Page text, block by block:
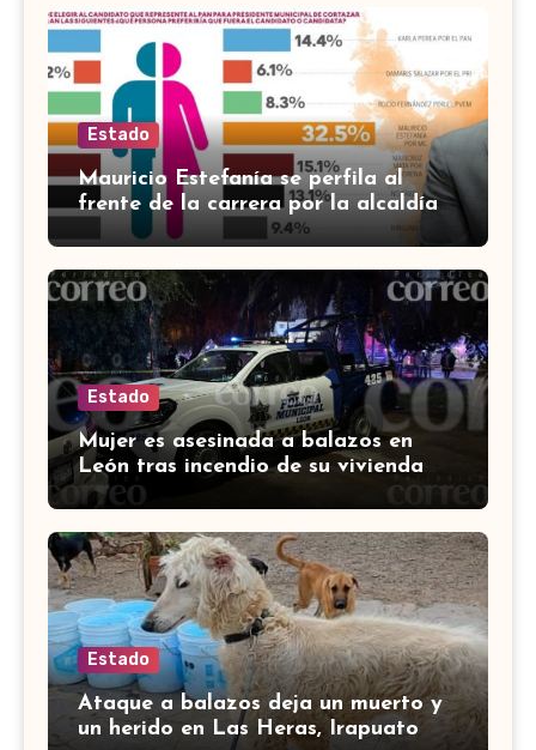
Estado
Mauricio Estefanía se perfila al
frente de la carrera por la alcaldía
de Cortazar
Estado
Mujer es asesinada a balazos en
León tras incendio de su vivienda
con bombas molotov
Estado
Ataque a balazos deja un muerto y
un herido en Las Heras, Irapuato